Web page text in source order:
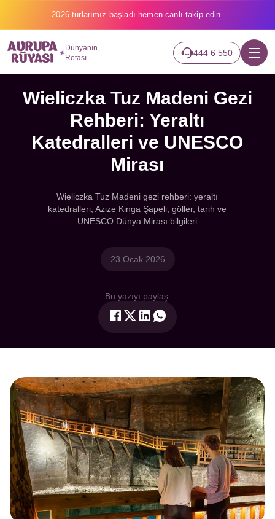
2026 turlarımız başladı hemen canlı takip edin.
Dünyanın
Rotası
444 6 550
Wieliczka Tuz Madeni Gezi
Rehberi: Yeraltı
Katedralleri ve UNESCO
Mirası
Wieliczka Tuz Madeni gezi rehberi: yeraltı
katedralleri, Azize Kinga Şapeli, göller, tarih ve
UNESCO Dünya Mirası bilgileri
23 Ocak 2026
Bu yazıyı paylaş: